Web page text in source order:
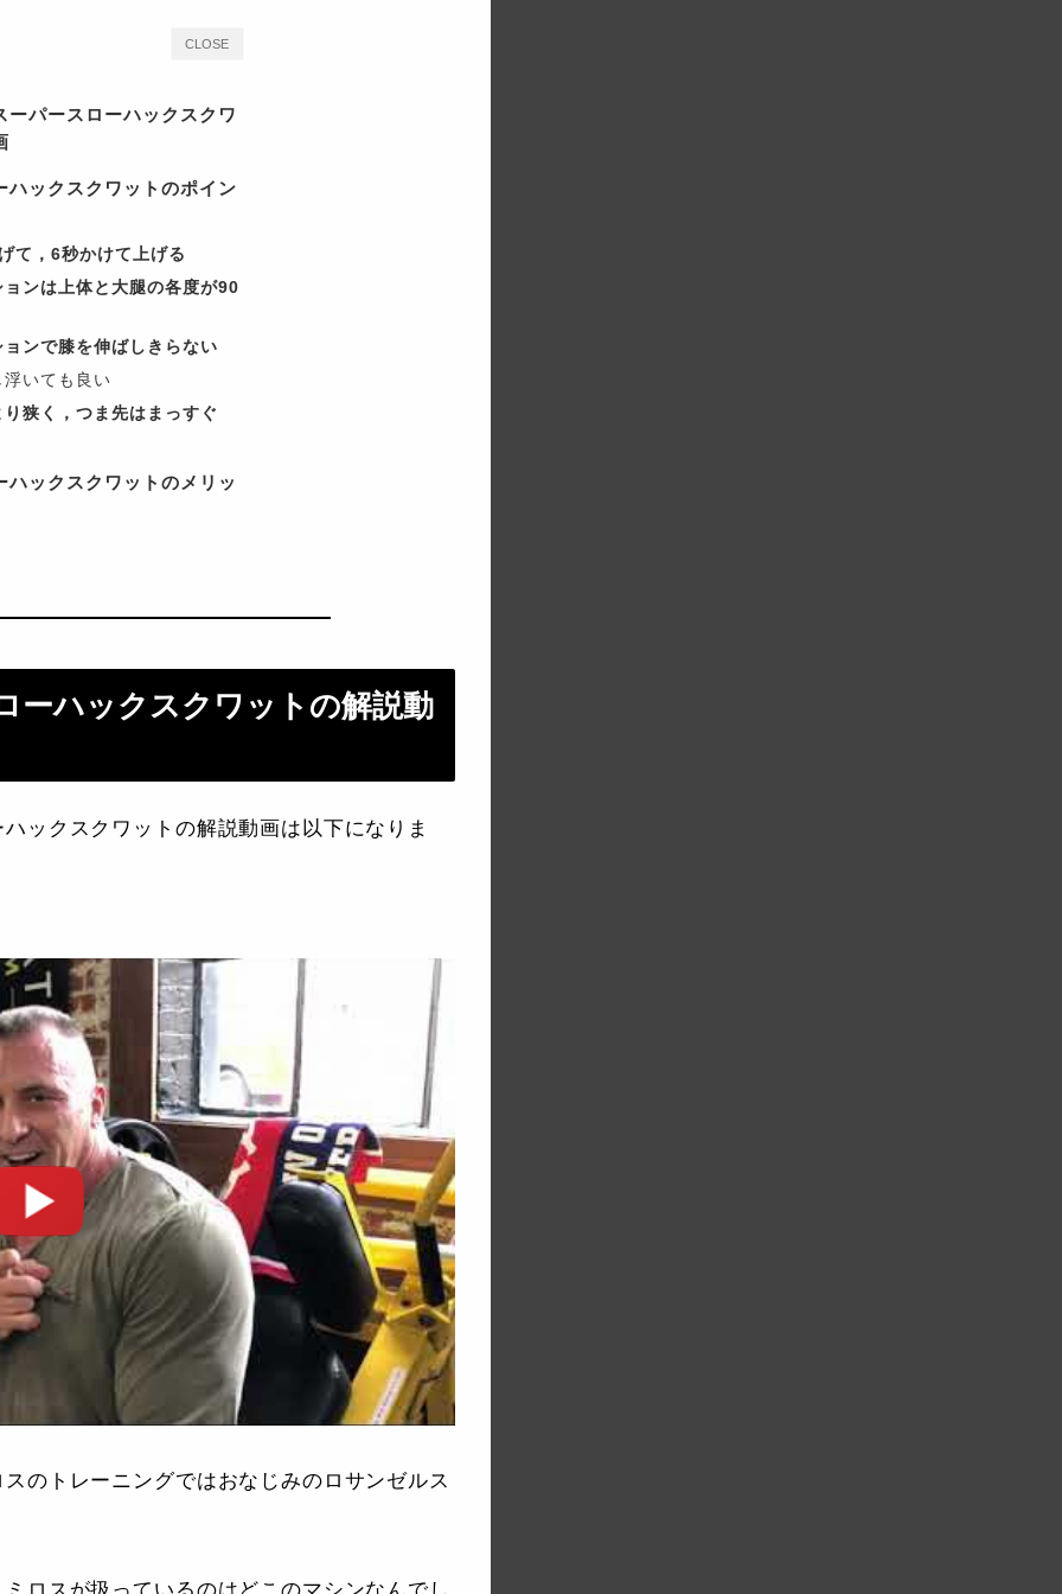
CLOSE
ーパースローハックスクワ
ハックスクワットのポイン
て，6秒かけて上げる
ンは上体と大腿の各度が90
ンで膝を伸ばしきらない
いても良い
狭く，つま先はまっすぐ
ハックスクワットのメリッ
ーハックスクワットの解説動
ックスクワットの解説動画は以下になりま
のトレーニングではおなじみのロサンゼルス